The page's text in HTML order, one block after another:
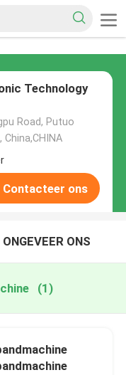
Technology
Road, Putuo
Contacteer ons
ONGEVEER ONS
(1)